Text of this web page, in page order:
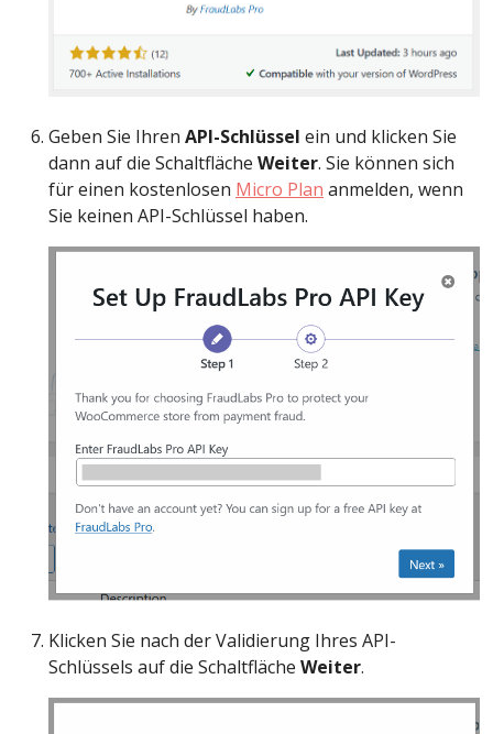
Geben Sie Ihren API-Schlüssel ein und klicken Sie
dann auf die Schaltfläche Weiter. Sie können sich
für einen kostenlosen Micro Plan anmelden, wenn
Sie keinen API-Schlüssel haben.
Klicken Sie nach der Validierung Ihres API-
Schlüssels auf die Schaltfläche Weiter.